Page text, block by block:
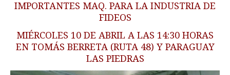
IMPORTANTES MAQ. PARA LA INDUSTRIA DE
FIDEOS
MIÉRCOLES 10 DE ABRIL A LAS 14:30 HORAS
EN TOMÁS BERRETA (RUTA 48) Y PARAGUAY
LAS PIEDRAS